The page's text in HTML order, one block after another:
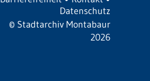
Datenschutz
© Stadtarchiv Montabaur
2026